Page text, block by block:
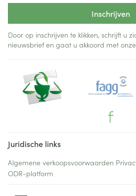
Inschrijven
Door op inschrijven te klikken, schrijft u
nieuwsbrief en gaat u akkoord met onze
Juridische links
Algemene verkoopsvoorwaarden
ODR-platform